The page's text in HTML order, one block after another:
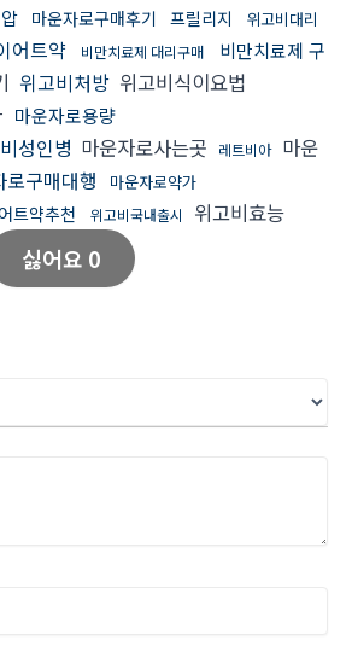
마운자로구매후기 프릴리지
위고비대리
어트약 비만치료제 대리구매
비만치료제 구
위고비처방 위고비식이요법
마운자로용량
성인병 마운자로사는곳 레트비아 마운
로구매대행 마운자로약가
트약추천 위고비국내출시 위고비효능
싫어요 0